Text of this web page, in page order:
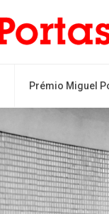
Prémio Miguel